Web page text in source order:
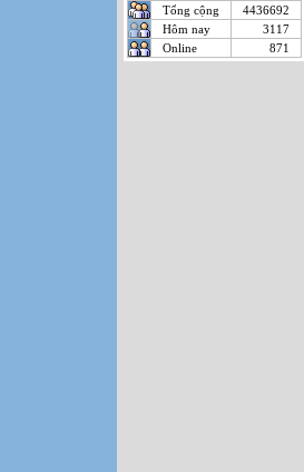
Tổng cộng
4436692
Hôm nay
3117
Online
871